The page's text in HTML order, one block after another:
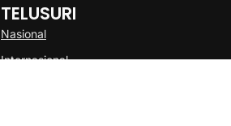
TELUSURI
Nasional
Internasional